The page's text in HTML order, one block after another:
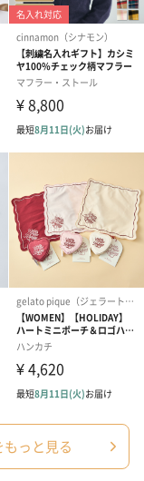
ブーケ（ピン
（1,650円）
ーブドフラワーを同
めご了承くださ
っと見る